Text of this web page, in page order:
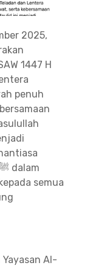
2025,
1447 H
penuh
semua
Al-